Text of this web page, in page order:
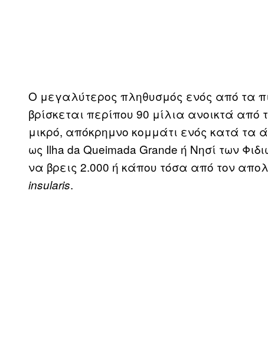
Ο μεγαλύτερος πληθυσμός ενός από τα
βρίσκεται περίπου 90 μίλια ανοικτά
μικρό, απόκρημνο κομμάτι ενός κατά τα
ως Ilha da Queimada Grande ή Νησί των
να βρεις 2.000 ή κάπου τόσα από τoν
insularis.